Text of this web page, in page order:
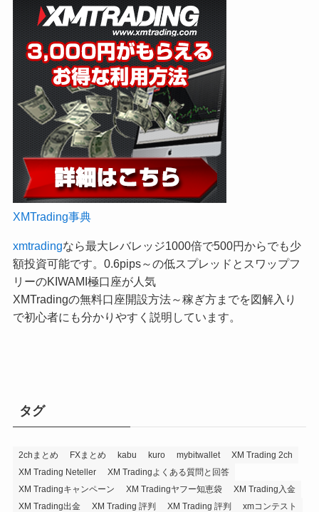
XMTrading事典
xmtradingなら最大レバレッジ1000倍で500円からでも少
額投資可能です。0.6pips～の低スプレッドとスワップフ
リーのKIWAMI極口座が人気
XMTradingの無料口座開設方法～稼ぎ方までを図解入り
で初心者にも分かりやすく説明しています。
タグ
2chまとめ FXまとめ kabu kuro mybitwallet
XM Trading 2ch
XM Trading Neteller
XM Tradingよくある質問と回答
XM Tradingキャンペーン
XM Tradingヤフー知恵袋
XM Trading入金
XM Trading出金
XM Trading 評判 XM Trading 評判 xmコンテスト